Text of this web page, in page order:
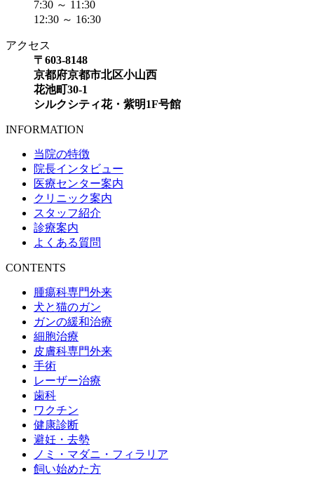
7:30 ～ 11:30
12:30 ～ 16:30
アクセス
〒603-8148
京都府京都市北区小山西
花池町30-1
シルクシティ花・紫明1F号館
INFORMATION
当院の特徴
院長インタビュー
医療センター案内
クリニック案内
スタッフ紹介
診療案内
よくある質問
CONTENTS
腫瘍科専門外来
犬と猫のガン
ガンの緩和治療
細胞治療
皮膚科専門外来
手術
レーザー治療
歯科
ワクチン
健康診断
避妊・去勢
ノミ・マダニ・フィラリア
飼い始めた方